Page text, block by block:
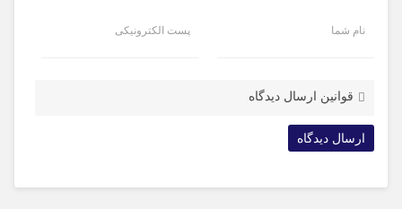
نام شما پست الکترونیکی
قوانین ارسال دیدگاه